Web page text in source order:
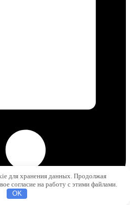
для хранения данных. Продолжая
согласие на работу с этими файлами.
OK